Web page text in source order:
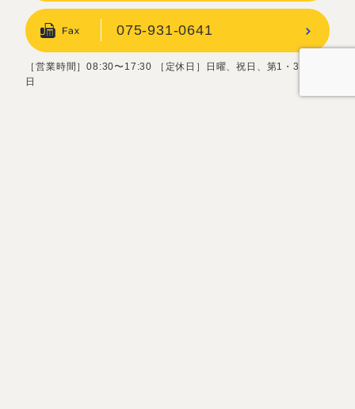
075-931-0641
［営業時間］08:30〜17:30 ［定休日］日曜、祝日、第1・3土曜
日